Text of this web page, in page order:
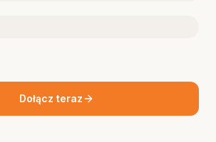
Dołącz teraz